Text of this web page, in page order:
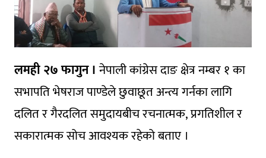
लमही २७ फागुन ।नेपाली कांग्रेस दाङ क्षेत्र नम्बर १ का
सभापति भेषराज पाण्डेले छुवाछूत अन्त्य गर्नका लागि
दलित र गैरदलित समुदायबीच रचनात्मक, प्रगतिशील र
सकारात्मक सोच आवश्यक रहेको बताए ।